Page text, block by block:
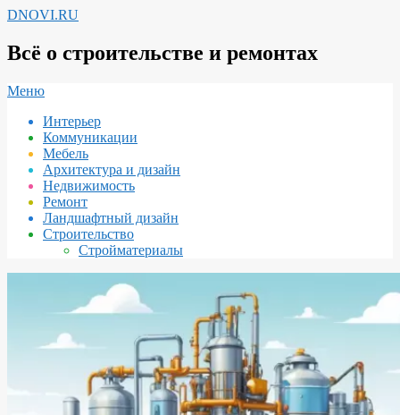
Перейти
содержимому
DNOVI.RU
Всё о строительстве и ремонтах
Вторичное
навигации
Меню
Интерьер
Коммуникации
Мебель
Архитектура и дизайн
Недвижимость
Ремонт
Ландшафтный дизайн
Строительство
Стройматериалы